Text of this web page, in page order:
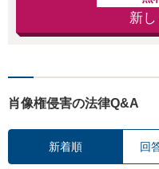
新
肖像権侵害の法律Q&A
新着順 回